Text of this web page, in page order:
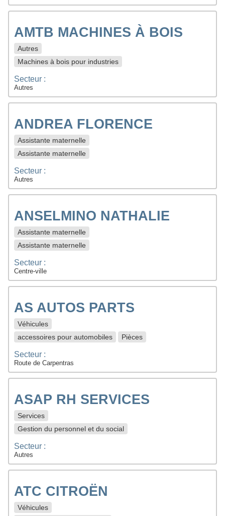
AMTB MACHINES À BOIS
Autres
Machines à bois pour industries
Secteur :
Autres
ANDREA FLORENCE
Assistante maternelle
Assistante maternelle
Secteur :
Autres
ANSELMINO NATHALIE
Assistante maternelle
Assistante maternelle
Secteur :
Centre-ville
AS AUTOS PARTS
Véhicules
accessoires pour automobiles
Pièces
Secteur :
Route de Carpentras
ASAP RH SERVICES
Services
Gestion du personnel et du social
Secteur :
Autres
ATC CITROËN
Véhicules